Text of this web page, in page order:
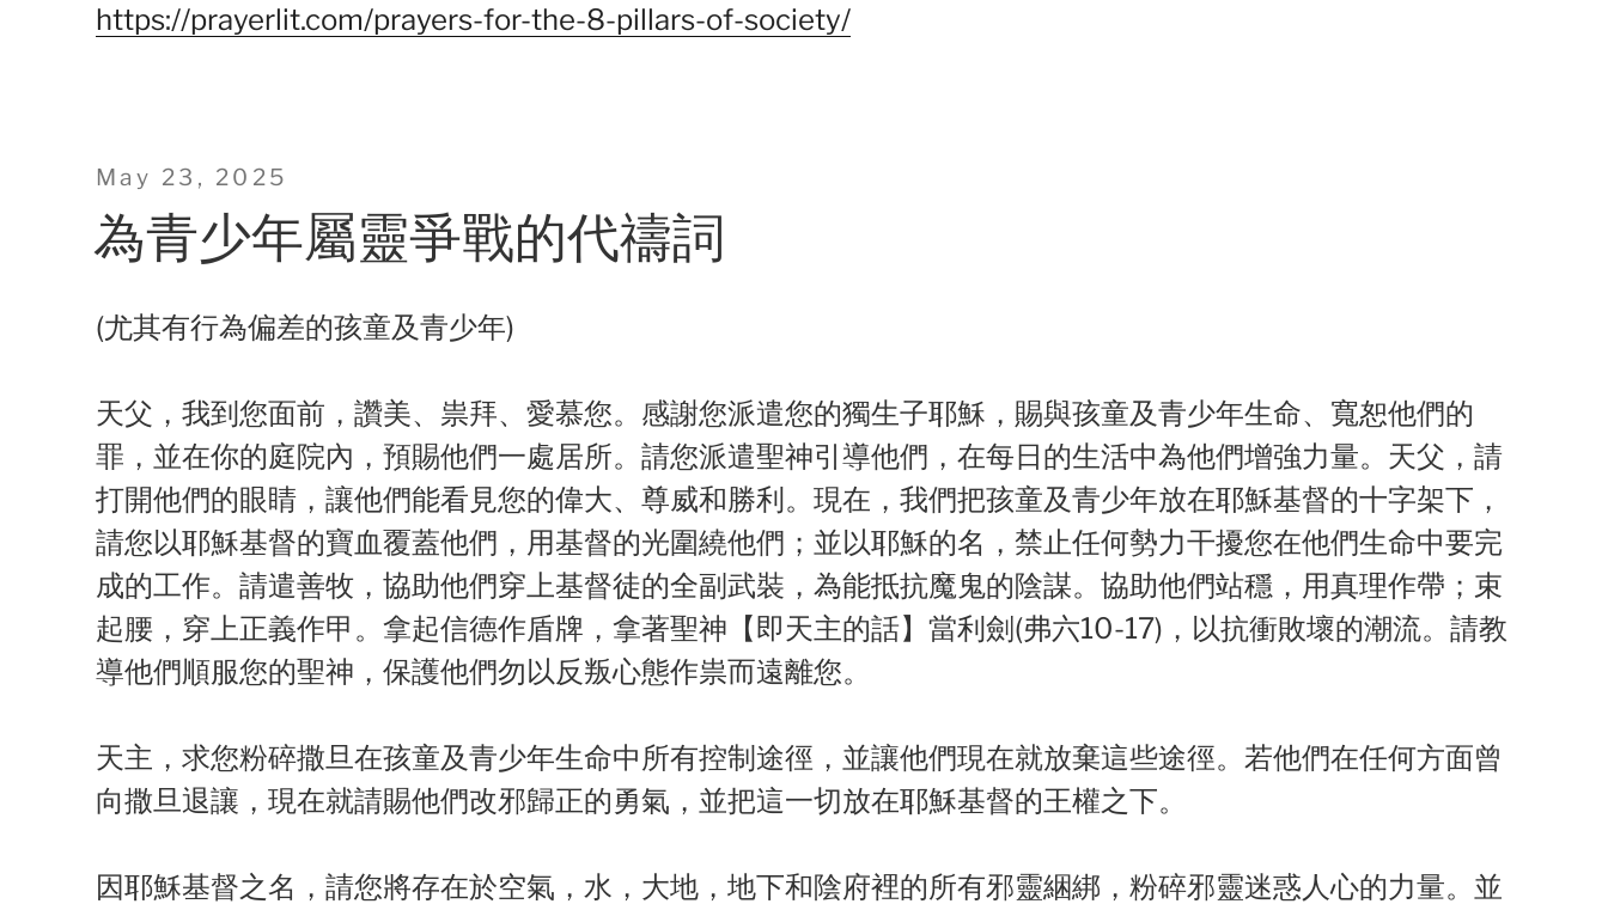
https://prayerlit.com/prayers-for-the-8-pillars-of-society/
Posted
on
May 23, 2025
為青少年屬靈爭戰的代禱詞
(尤其有行為偏差的孩童及青少年)
天父，我到您面前，讚美、祟拜、愛慕您。感謝您派遣您的獨生子耶穌，賜與孩童及青少年生命、寬恕他們的
罪，並在你的庭院內，預賜他們一處居所。請您派遣聖神引導他們，在每日的生活中為他們增強力量。天父，請
打開他們的眼睛，讓他們能看見您的偉大、尊威和勝利。現在，我們把孩童及青少年放在耶穌基督的十字架下，
請您以耶穌基督的寶血覆蓋他們，用基督的光圍繞他們；並以耶穌的名，禁止任何勢力干擾您在他們生命中要完
成的工作。請遣善牧，協助他們穿上基督徒的全副武裝，為能抵抗魔鬼的陰謀。協助他們站穩，用真理作帶；束
起腰，穿上正義作甲。拿起信德作盾牌，拿著聖神【即天主的話】當利劍(弗六10-17)，以抗衝敗壞的潮流。請教
導他們順服您的聖神，保護他們勿以反叛心態作祟而遠離您。
天主，求您粉碎撒旦在孩童及青少年生命中所有控制途徑，並讓他們現在就放棄這些途徑。若他們在任何方面曾
向撒旦退讓，現在就請賜他們改邪歸正的勇氣，並把這一切放在耶穌基督的王權之下。
因耶穌基督之名，請您將存在於空氣，水，大地，地下和陰府裡的所有邪靈綑綁，粉碎邪靈迷惑人心的力量。並